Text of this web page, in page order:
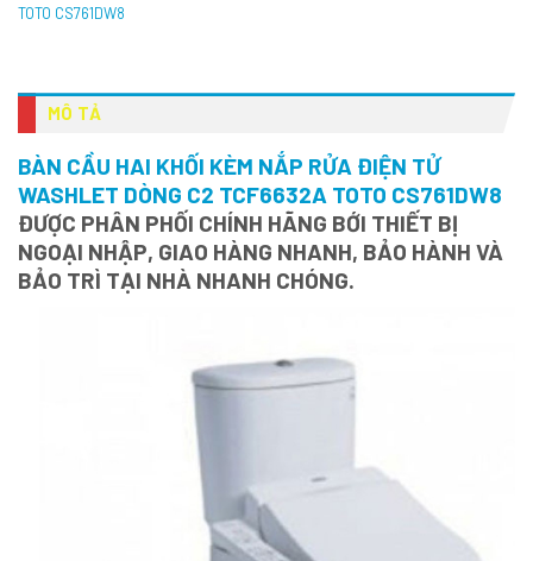
TOTO CS761DW8
MÔ TẢ
BÀN CẦU HAI KHỐI KÈM NẮP RỬA ĐIỆN TỬ
WASHLET DÒNG C2 TCF6632A TOTO CS761DW8
ĐƯỢC PHÂN PHỐI CHÍNH HÃNG BỚI THIẾT BỊ
NGOẠI NHẬP, GIAO HÀNG NHANH, BẢO HÀNH VÀ
BẢO TRÌ TẠI NHÀ NHANH CHÓNG.